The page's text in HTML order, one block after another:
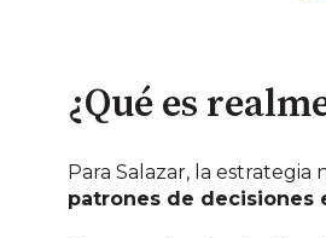
¿Qué es
Para Salazar, la
patrones de decisiones